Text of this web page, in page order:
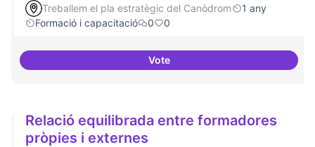
Treballem el pla estratègic del Canòdrom
1 any
Formació i capacitació
0 0
VoteFormacions en la
Relació equilibrada entre formadores
pròpies i externes